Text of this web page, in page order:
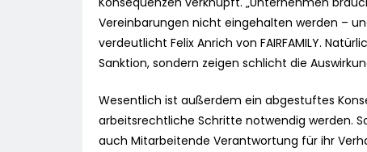
Vereinbarungen nicht eingehalten werden –
verdeutlicht Felix Anrich von FAIRFAMILY.
Sanktion, sondern zeigen schlicht die
Wesentlich ist außerdem ein abgestuftes
arbeitsrechtliche Schritte notwendig werden.
auch Mitarbeitende Verantwortung für ihr